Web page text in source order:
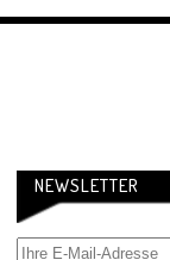
NEWSLETTER